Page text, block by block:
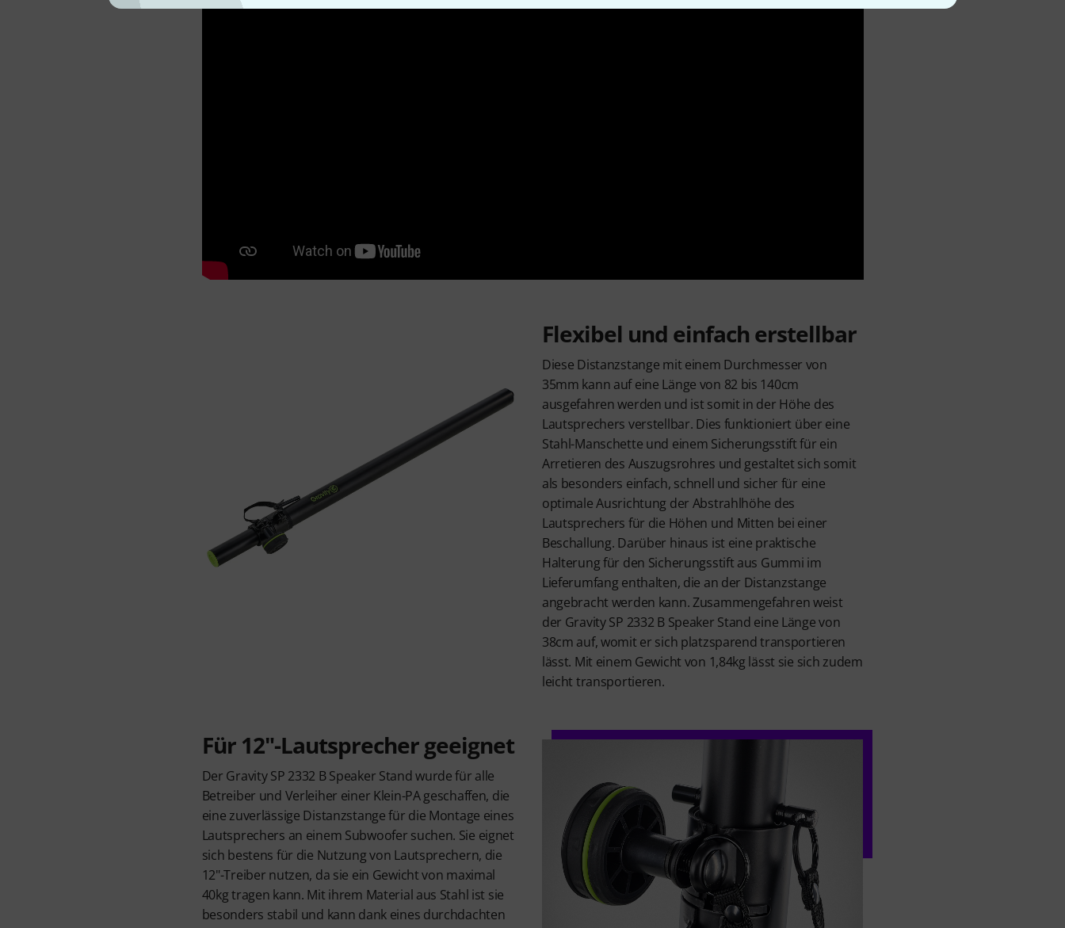
Flexibel und einfach erstellbar
Diese Distanzstange mit einem Durchmesser von
35mm kann auf eine Länge von 82 bis 140cm
ausgefahren werden und ist somit in der Höhe des
Lautsprechers verstellbar. Dies funktioniert über eine
Stahl-Manschette und einem Sicherungsstift für ein
Arretieren des Auszugsrohres und gestaltet sich somit
als besonders einfach, schnell und sicher für eine
optimale Ausrichtung der Abstrahlhöhe des
Lautsprechers für die Höhen und Mitten bei einer
Beschallung. Darüber hinaus ist eine praktische
Halterung für den Sicherungsstift aus Gummi im
Lieferumfang enthalten, die an der Distanzstange
angebracht werden kann. Zusammengefahren weist
der Gravity SP 2332 B Speaker Stand eine Länge von
38cm auf, womit er sich platzsparend transportieren
lässt. Mit einem Gewicht von 1,84kg lässt sie sich zudem
leicht transportieren.
Für 12"-Lautsprecher geeignet
Der Gravity SP 2332 B Speaker Stand wurde für alle
Betreiber und Verleiher einer Klein-PA geschaffen, die
eine zuverlässige Distanzstange für die Montage eines
Lautsprechers an einem Subwoofer suchen. Sie eignet
sich bestens für die Nutzung von Lautsprechern, die
12"-Treiber nutzen, da sie ein Gewicht von maximal
40kg tragen kann. Mit ihrem Material aus Stahl ist sie
besonders stabil und kann dank eines durchdachten